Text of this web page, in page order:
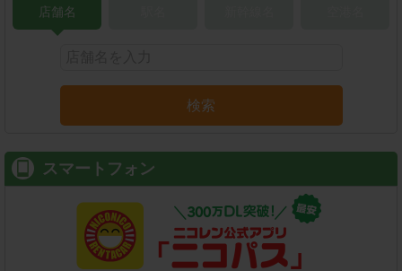
店舗名
検索
スマートフォン